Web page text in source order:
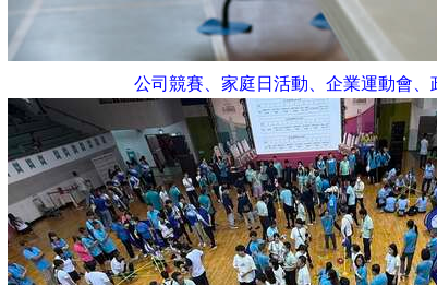
公司競賽、家庭日活動、企業運動會、